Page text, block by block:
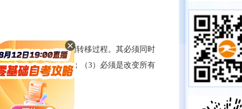
领域向消费领域的转移过程。其必须同时
为媒介的商品交换；（3）必须是改变所有